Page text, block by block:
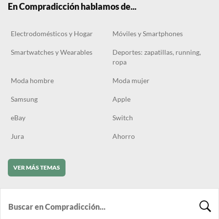
En Compradicción hablamos de...
Electrodomésticos y Hogar Móviles y Smartphones
Smartwatches y Wearables
Deportes: zapatillas, running,
ropa
Moda hombre Moda mujer
Samsung Apple
eBay Switch
Jura Ahorro
VER MÁS TEMAS